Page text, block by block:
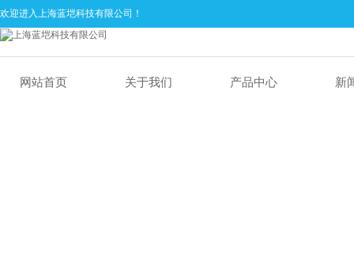
欢迎进入上海蓝垲科技有限公司！
网站首页 关于我们 产品中心 新